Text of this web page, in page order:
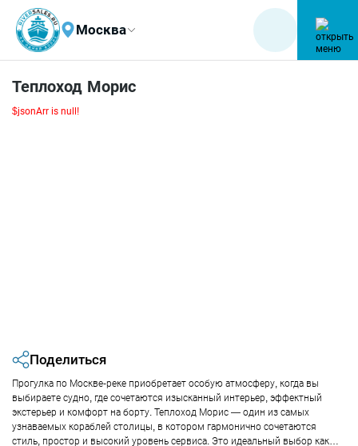
Москва
Теплоход Морис
$jsonArr is null!
Поделиться
Прогулка по Москве-реке приобретает особую атмосферу, когда вы
выбираете судно, где сочетаются изысканный интерьер, эффектный
экстерьер и комфорт на борту. Теплоход Морис — один из самых
узнаваемых кораблей столицы, в котором гармонично сочетаются
стиль, простор и высокий уровень сервиса. Это идеальный выбор как